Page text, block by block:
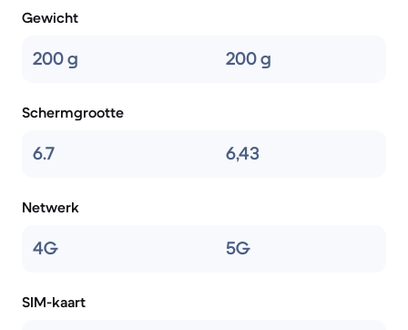
Gewicht
200 g 200 g
Schermgrootte
6.7 6,43
Netwerk
4G 5G
SIM-kaart